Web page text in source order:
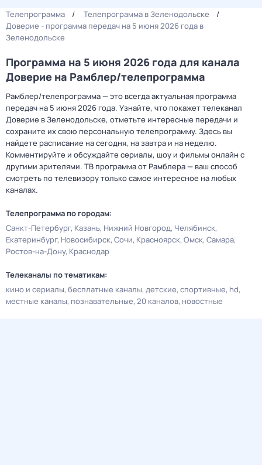
Телепрограмма
Телепрограмма в Зеленодольске
Доверие - программа передач на 5 июня 2026 года в
Зеленодольске
Программа на 5 июня 2026 года для канала
Доверие на Рамблер/телепрограмма
Рамблер/телепрограмма — это всегда актуальная программа
передач на 5 июня 2026 года. Узнайте, что покажет телеканал
Доверие в Зеленодольске, отметьте интересные передачи и
сохраните их свою персональную телепрограмму. Здесь вы
найдете расписание на сегодня, на завтра и на неделю.
Комментируйте и обсуждайте сериалы, шоу и фильмы онлайн с
другими зрителями. ТВ программа от Рамблера — ваш способ
смотреть по телевизору только самое интересное на любых
каналах.
Телепрограмма по городам:
Санкт-Петербург Казань Нижний Новгород Челябинск
Екатеринбург Новосибирск Сочи Красноярск Омск Самара
Ростов-на-Дону Краснодар
Телеканалы по тематикам:
кино и сериалы бесплатные каналы детские спортивные hd
местные каналы познавательные 20 каналов новостные